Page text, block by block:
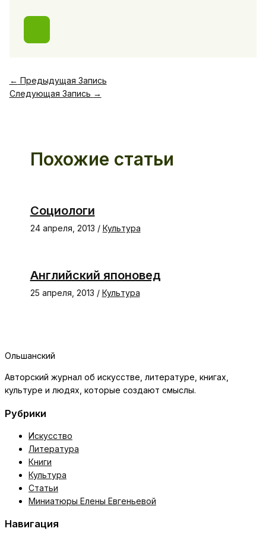
← Предыдущая Запись
Следующая Запись →
Похожие статьи
Социологи
24 апреля, 2013 / Культура
Английский японовед
25 апреля, 2013 / Культура
Ольшанский
Авторский журнал об искусстве, литературе, книгах,
культуре и людях, которые создают смыслы.
Рубрики
Искусство
Литература
Книги
Культура
Статьи
Миниатюры Елены Евгеньевой
Навигация